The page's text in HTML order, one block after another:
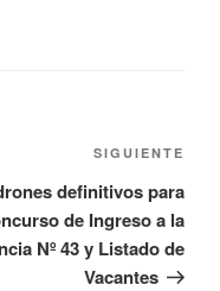
SIGUIENTE
definitivos para
de Ingreso a la
Nº 43 y Listado de
Vacantes